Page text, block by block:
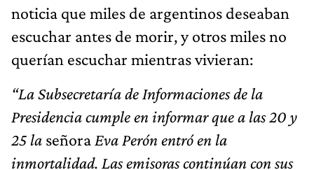
noticia que miles de argentinos deseaban
escuchar antes de morir, y otros miles no
querían escuchar mientras vivieran:
“La Subsecretaría de Informaciones de la
Presidencia cumple en informar que a las 20 y
25 la señora Eva Perón entró en la
inmortalidad. Las emisoras continúan con sus